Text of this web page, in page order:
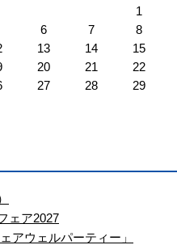
1
6 7
8
13 14
15
20 21
22
27 28
29
ェア2027
アウェルパーティー」